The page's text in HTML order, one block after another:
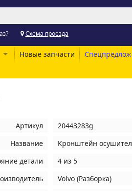
Схема проезда
Новые запчасти
Артикул
20443283g
Название
Кронштейн
детали
4 из 5
Volvo (Разборка)